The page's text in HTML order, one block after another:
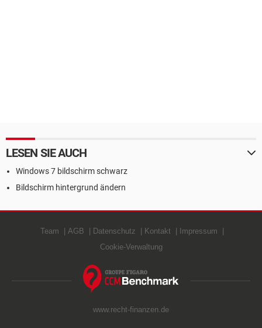
LESEN SIE AUCH
Windows 7 bildschirm schwarz
Bildschirm hintergrund ändern
Team AGB Datenschutz Kontakt
Impressum
Cookie-Verwaltung
www.recht-finanzen.de